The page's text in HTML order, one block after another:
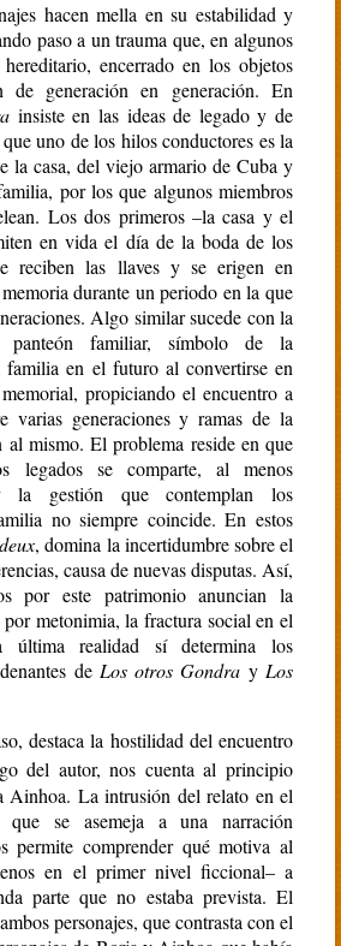
hacen mella en su estabilidad y
paso a un trauma que, en algunos
hereditario, encerrado en los objetos
de generación en generación. En
insiste en las ideas de legado y de
uno de los hilos conductores es la
la casa, del viejo armario de Cuba y
por los que algunos miembros
Los dos primeros –la casa y el
en vida el día de la boda de los
reciben las llaves y se erigen en
durante un periodo en la que
Algo similar sucede con la
panteón familiar, símbolo de la
familia en el futuro al convertirse en
propiciando el encuentro a
varias generaciones y ramas de la
al mismo. El problema reside en que
legados se comparte, al menos
la gestión que contemplan los
no siempre coincide. En estos
, domina la incertidumbre sobre el
causa de nuevas disputas. Así,
por este patrimonio anuncian la
metonimia, la fractura social en el
última realidad sí determina los
de Los otros Gondra yLos
destaca la hostilidad del encuentro
del autor, nos cuenta al principio
Ainhoa. La intrusión del relato en el
que se asemeja a una narración
permite comprender qué motiva al
en el primer nivel ficcional– a
parte que no estaba prevista. El
personajes, que contrasta con el